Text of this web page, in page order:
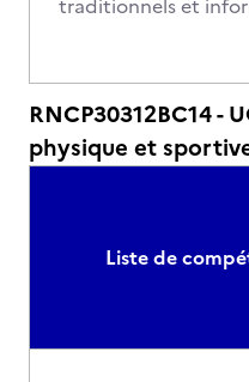
traditionnels et
RNCP30312BC14 -
physique et
Liste de